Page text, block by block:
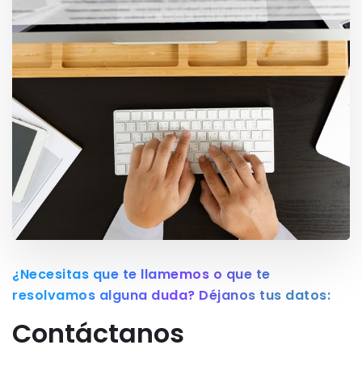
¿Necesitas que te llamemos o que te
resolvamos alguna duda? Déjanos tus datos:
Contáctanos